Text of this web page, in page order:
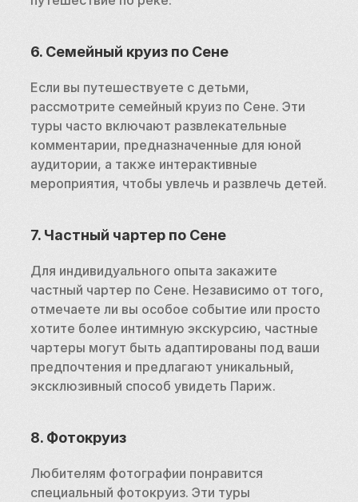
6. Семейный круиз по Сене
Если вы путешествуете с детьми,
рассмотрите семейный круиз по Сене. Эти
туры часто включают развлекательные
комментарии, предназначенные для юной
аудитории, а также интерактивные
мероприятия, чтобы увлечь и развлечь детей.
7. Частный чартер по Сене
Для индивидуального опыта закажите
частный чартер по Сене. Независимо от того,
отмечаете ли вы особое событие или просто
хотите более интимную экскурсию, частные
чартеры могут быть адаптированы под ваши
предпочтения и предлагают уникальный,
эксклюзивный способ увидеть Париж.
8. Фотокруиз
Любителям фотографии понравится
специальный фотокруиз. Эти туры